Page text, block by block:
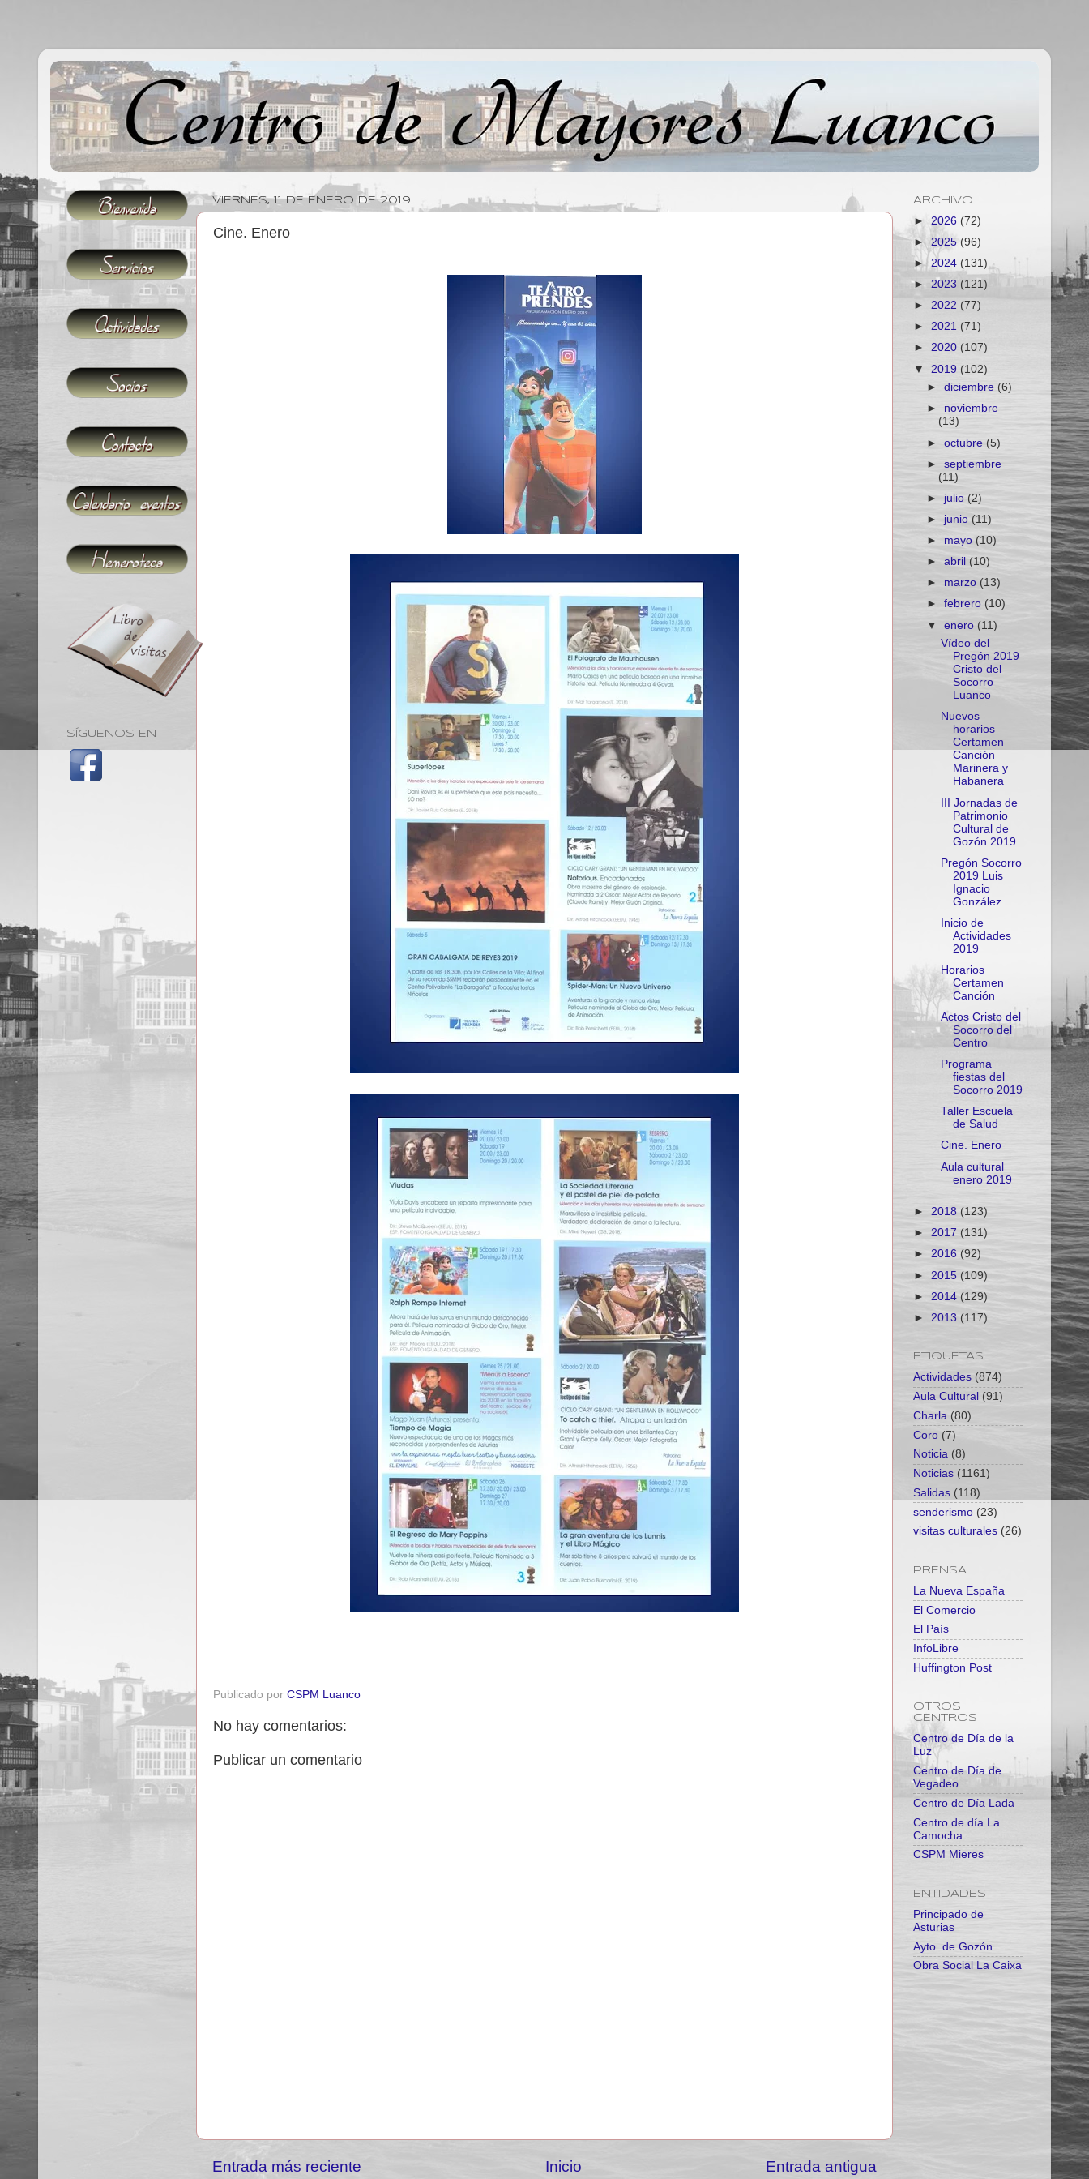
VIERNES, 11 DE ENERO DE 2019
Cine. Enero
Publicado por CSPM Luanco
No hay comentarios:
Publicar un comentario
Entrada más reciente Entrada antigua
Inicio
SÍGUENOS EN
ARCHIVO
► 2026 (72)
► 2025 (96)
► 2024 (131)
► 2023 (121)
► 2022 (77)
► 2021 (71)
► 2020 (107)
▼ 2019 (102)
►diciembre (6)
► noviembre
(13)
►octubre(5)
►septiembre
(11)
► julio(2)
►junio (11)
► mayo(10)
►abril(10)
► marzo (13)
►febrero(10)
▼enero (11)
Vídeo del
Pregón 2019
Cristo del
Socorro
Luanco
Nuevos
horarios
Certamen
Canción
Marinera y
Habanera
III Jornadas de
Patrimonio
Cultural de
Gozón 2019
Pregón Socorro
2019 Luis
Ignacio
González
Inicio de
Actividades
2019
Horarios
Certamen
Canción
Actos Cristo del
Socorro del
Centro
Programa
fiestas del
Socorro 2019
Taller Escuela
de Salud
Cine. Enero
Aula cultural
enero 2019
► 2018 (123)
► 2017 (131)
► 2016 (92)
► 2015 (109)
► 2014 (129)
► 2013 (117)
ETIQUETAS
Actividades (874)
Aula Cultural (91)
Charla (80)
Coro (7)
Noticia (8)
Noticias (1161)
Salidas (118)
senderismo (23)
visitas culturales (26)
PRENSA
La Nueva España
El Comercio
El País
InfoLibre
Huffington Post
OTROS
CENTROS
Centro de Día de la
Luz
Centro de Día de
Vegadeo
Centro de Día Lada
Centro de día La
Camocha
CSPM Mieres
ENTIDADES
Principado de
Asturias
Ayto. de Gozón
Obra Social La Caixa